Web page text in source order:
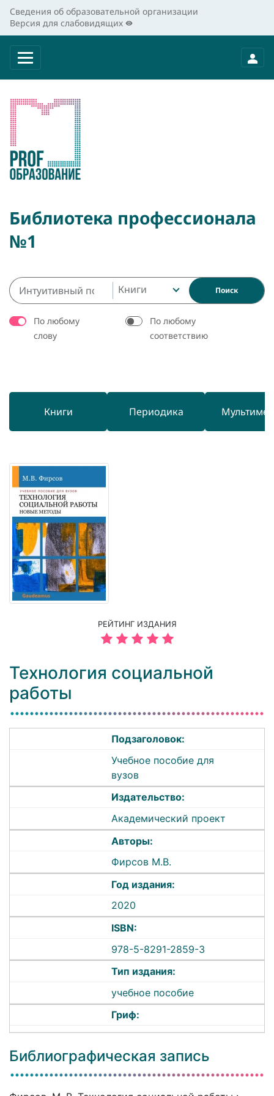
Сведения об образовательной организации
Версия для слабовидящих
Библиотека профессионала
№1
Книги Поиск
По любому
слову
По любому
соответствию
Книги Периодика
РЕЙТИНГ ИЗДАНИЯ
Технология социальной
работы
Подзаголовок:
Учебное пособие для
вузов
Издательство:
Академический проект
Авторы:
Фирсов М.В.
Год издания:
2020
ISBN:
978-5-8291-2859-3
Тип издания:
учебное пособие
Гриф:
Библиографическая запись